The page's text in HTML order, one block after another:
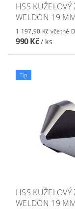
HSS
WELDON 19
1 197,90 Kč
990 Kč/ ks
Tip
HSS
WELDON 19